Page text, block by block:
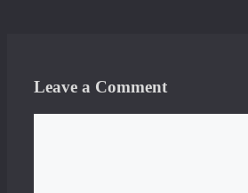
Leave a Comment